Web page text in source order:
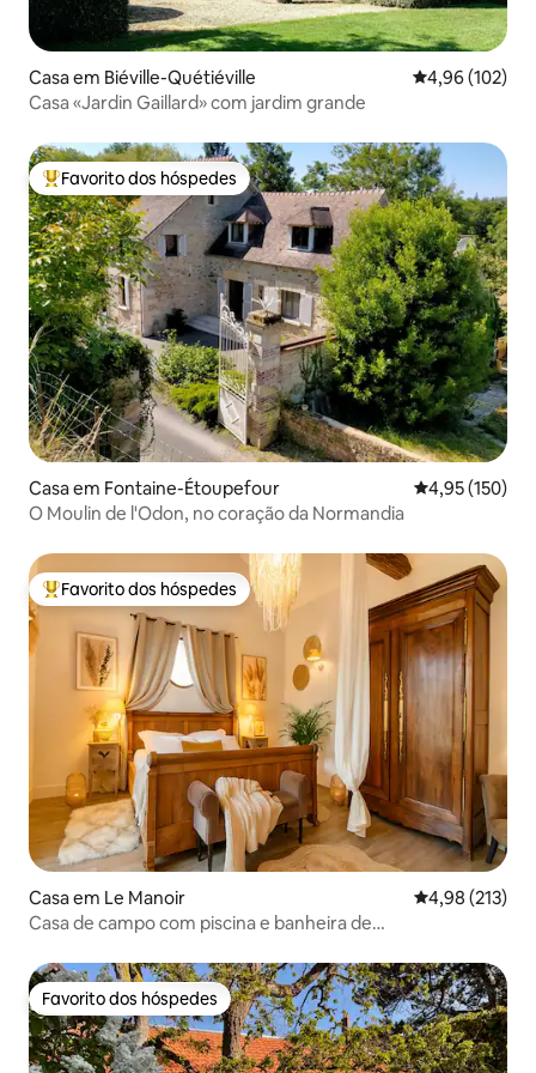
Casa em Biéville-Quétiéville Classificação
4,96 (102)
Casa «Jardin Gaillard» com jardim grande
Favoritos dos hóspedes mais apreciados
Favorito dos hóspedes
Casa em Fontaine-Étoupefour Classificação
4,95 (150)
O Moulin de l'Odon, no coração da Normandia
Favoritos dos hóspedes mais apreciados
Favorito dos hóspedes
Casa em Le Manoir Classificação
4,98 (213)
Casa de campo com piscina e banheira de
Favorito dos hóspedes
Favorito dos hóspedes